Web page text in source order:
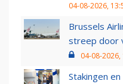
04-08-2026,
Brussels
streep door
04-08-2026,
Stakingen